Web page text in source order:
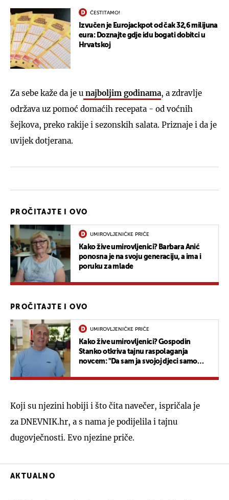
ČESTITAMO!
Izvučen je Eurojackpot od čak 32,6 milijuna
eura: Doznajte gdje idu bogati dobitci u
Hrvatskoj
Za sebe kaže da je u najboljim godinama, a zdravlje
održava uz pomoć domaćih recepata - od voćnih
šejkova, preko rakije i sezonskih salata. Priznaje i da je
uvijek dotjerana.
PROČITAJTE I OVO
UMIROVLJENIČKE PRIČE
Kako žive umirovljenici? Barbara Anić
ponosna je na svoju generaciju, a ima i
poruku za mlade
PROČITAJTE I OVO
UMIROVLJENIČKE PRIČE
Kako žive umirovljenici? Gospodin
Stanko otkriva tajnu raspolaganja
novcem: "Da sam ja svojoj djeci samo
Koji su njezini hobiji i što čita navečer, ispričala je
za DNEVNIK.hr, a s nama je podijelila i tajnu
dugovječnosti. Evo njezine priče.
AKTUALNO